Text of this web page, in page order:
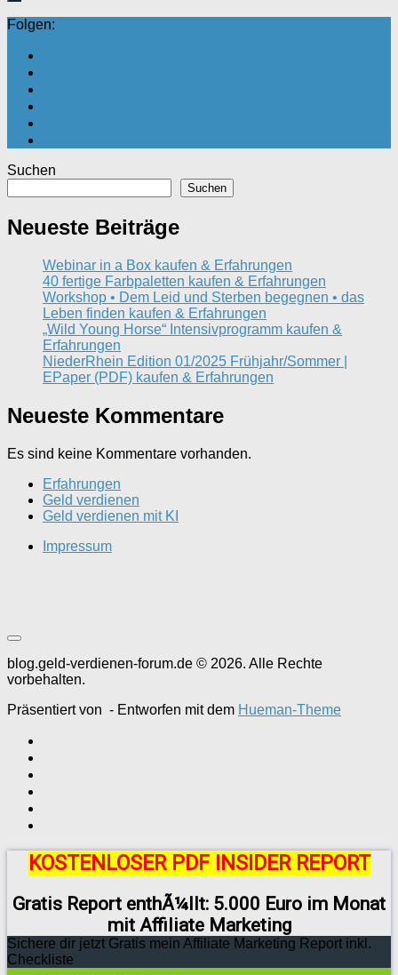
Folgen:
Suchen
Suchen
Neueste Beiträge
Webinar in a Box kaufen & Erfahrungen
40 fertige Farbpaletten kaufen & Erfahrungen
Workshop • Dem Leid und Sterben begegnen • das
Leben finden kaufen & Erfahrungen
„Wild Young Horse“ Intensivprogramm kaufen &
Erfahrungen
NiederRhein Edition 01/2025 Frühjahr/Sommer |
EPaper (PDF) kaufen & Erfahrungen
Neueste Kommentare
Es sind keine Kommentare vorhanden.
Erfahrungen
Geld verdienen
Geld verdienen mit KI
Impressum
blog.geld-verdienen-forum.de © 2026. Alle Rechte
vorbehalten.
Präsentiert von - Entworfen mit dem Hueman-Theme
KOSTENLOSER PDF INSIDER REPORT
Gratis Report enthÃ¼llt: 5.000 Euro im Monat
mit Affiliate Marketing
Sichere dir jetzt Gratis mein Affiliate Marketing Report inkl.
Checkliste